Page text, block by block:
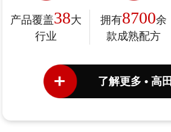
产品覆盖38大
行业
拥有8700余
款成熟配方
了解更多 • 高田